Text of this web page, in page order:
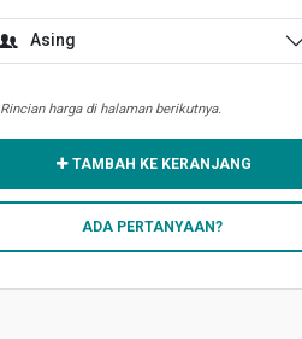
Asing
Rincian harga di halaman berikutnya.
TAMBAH KE KERANJANG
ADA PERTANYAAN?